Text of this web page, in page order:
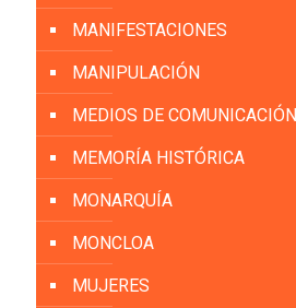
MANIFESTACIONES
MANIPULACIÓN
MEDIOS DE COMUNICACIÓN
MEMORÍA HISTÓRICA
MONARQUÍA
MONCLOA
MUJERES